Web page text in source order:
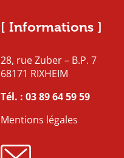
[ Informations ]
28, rue Zuber – B.P. 7
68171 RIXHEIM
Tél. : 03 89 64 59 59
Mentions légales